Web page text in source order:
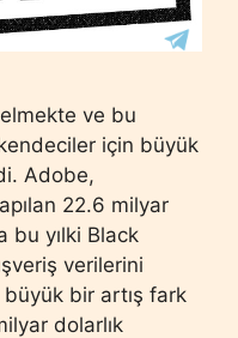
ve bu
için büyük
Adobe,
22.6 milyar
bu yılki Black
verilerini
büyük bir artış fark
dolarlık